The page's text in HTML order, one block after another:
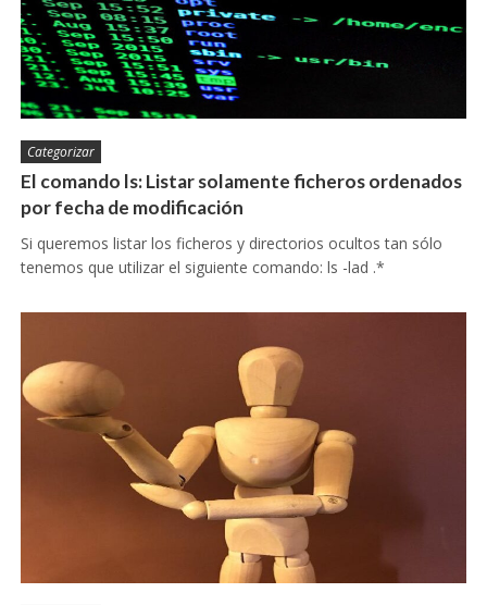
Categorizar
El comando ls: Listar solamente ficheros ordenados
por fecha de modificación
Si queremos listar los ficheros y directorios ocultos tan sólo
tenemos que utilizar el siguiente comando: ls -lad .*